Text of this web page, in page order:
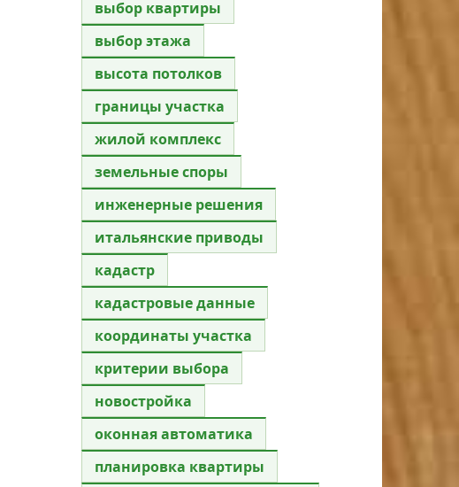
выбор квартиры
выбор этажа
высота потолков
границы участка
жилой комплекс
земельные споры
инженерные решения
итальянские приводы
кадастр
кадастровые данные
координаты участка
критерии выбора
новостройка
оконная автоматика
планировка квартиры